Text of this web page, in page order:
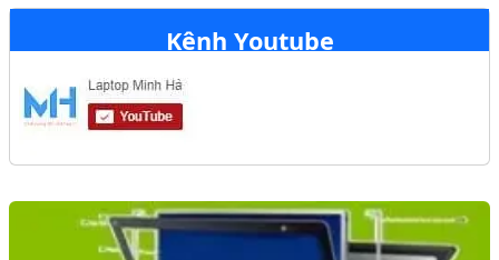
Kênh Youtube